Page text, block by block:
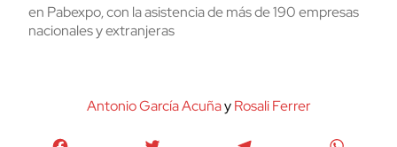
en Pabexpo, con la asistencia de más de 190 empresas
nacionales y extranjeras
Antonio García AcuñayRosali Ferrer